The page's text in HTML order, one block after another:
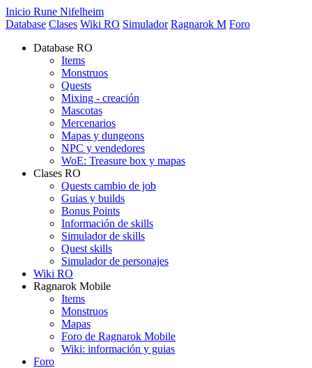
Inicio Rune Nifelheim
Database Clases Wiki RO Simulador Ragnarok M Foro
Database RO
Items
Monstruos
Quests
Mixing - creación
Mascotas
Mercenarios
Mapas y dungeons
NPC y vendedores
WoE: Treasure box y mapas
Clases RO
Quests cambio de job
Guias y builds
Bonus Points
Información de skills
Simulador de skills
Quest skills
Simulador de personajes
Wiki RO
Ragnarok Mobile
Items
Monstruos
Mapas
Foro de Ragnarok Mobile
Wiki: información y guias
Foro